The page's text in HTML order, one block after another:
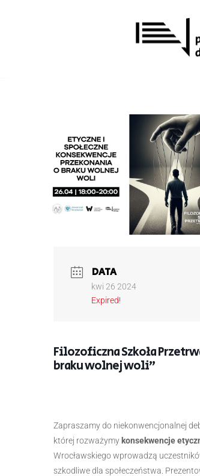
DATA
kwi 26 2024
Expired!
Filozoficzna Szkoła
braku wolnej woli”
Zapraszamy do niekonwencjonalnej
której rozważymy konsekwencje
Wrocławskiego wprowadzą
szkodliwe dla społeczeństwa.